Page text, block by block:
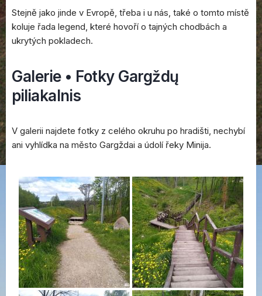
Stejně jako jinde v Evropě, třeba i u nás, také o tomto místě
koluje řada legend, které hovoří o tajných chodbách a
ukrytých pokladech.
Galerie • Fotky Gargždų
piliakalnis
V galerii najdete fotky z celého okruhu po hradišti, nechybí
ani vyhlídka na město Gargždai a údolí řeky Minija.